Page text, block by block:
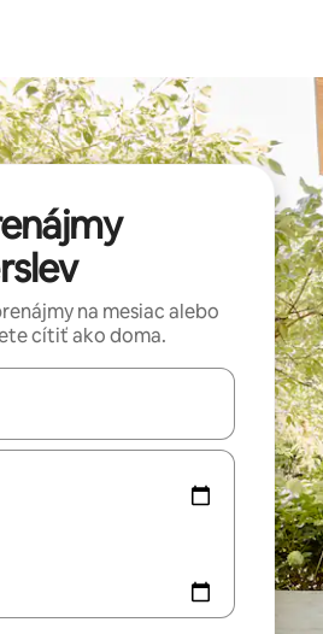
na mesiac alebo
cítiť ako doma.
môžete si ich prechádzať